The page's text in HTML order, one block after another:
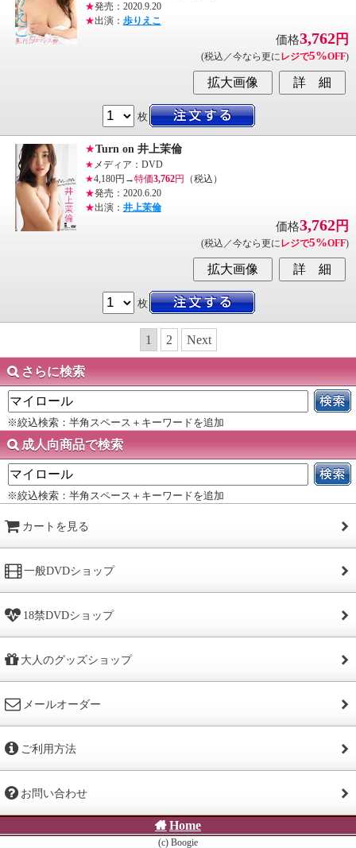
★発売：2020.9.20
★出演： 歩りえこ
価格3,762円
(税込／今なら更に レジで5%OFF)
枚
★Turn on 井上茉倫
★ メディア：DVD
★4,180円→特価3,762円
（税込）
★発売：2020.6.20
★出演： 井上茉倫
価格3,762円
(税込／今なら更に レジで5%OFF)
枚
1 2 Next
さらに検索
※絞込検索：半角スペース＋キーワードを追加
成人向商品で検索
※絞込検索：半角スペース＋キーワードを追加
カートを見る
一般DVDショップ
18禁DVDショップ
大人のグッズショップ
メールオーダー
ご利用方法
お問い合わせ
Home
(c) Boogie